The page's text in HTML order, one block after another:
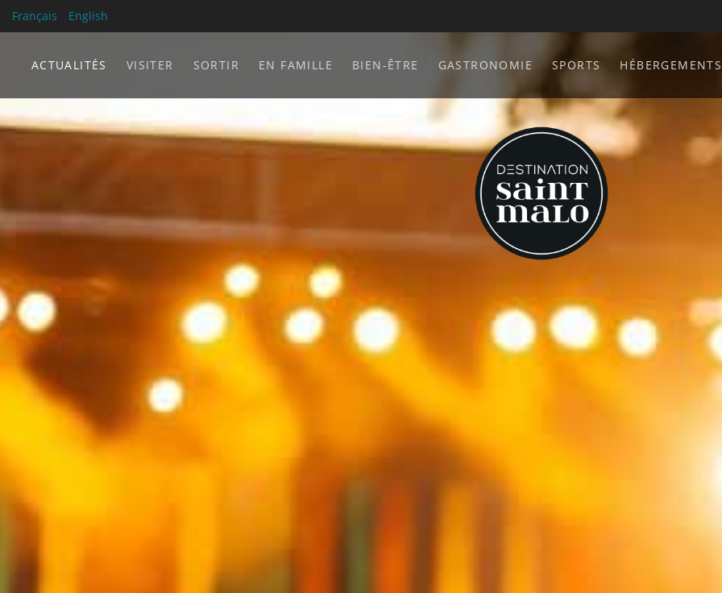
Français English
ACTUALITÉS VISITER SORTIR EN FAMILLE BIEN-ÊTRE GASTRONOMIE SPORTS HÉBERGEMENTS
Que faire à Saint-Malo ?